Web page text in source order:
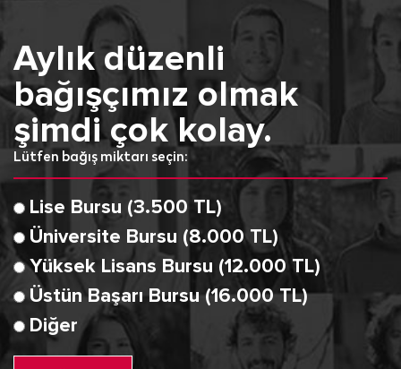
Aylık düzenli
bağışçımız olmak
şimdi çok kolay.
Lütfen bağış miktarı seçin:
Lise Bursu (3.500 TL)
Üniversite Bursu (8.000 TL)
Yüksek Lisans Bursu (12.000 TL)
Üstün Başarı Bursu (16.000 TL)
Diğer